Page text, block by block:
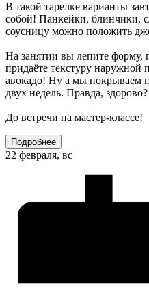
В такой тарелке варианты
собой! Панкейки, блинчики,
соусницу можно положить
На занятии вы лепите форму,
придаёте текстуру наружной
авокадо! Ну а мы покрываем
двух недель. Правда, здорово?
До встречи на мастер-классе!
Подробнее
22 февраля, вс